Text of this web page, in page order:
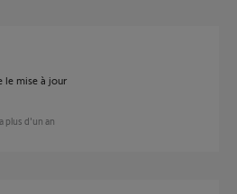
le mise à jour
plus d'un an